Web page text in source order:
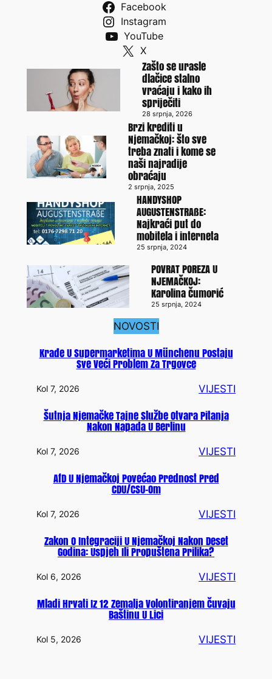
Facebook
Instagram
YouTube
X
Zašto se urasle
dlačice stalno
vraćaju i kako ih
spriječiti
28 srpnja, 2026
Brzi krediti u
Njemačkoj: što sve
treba znati i kome se
naši najradije
obraćaju
2 srpnja, 2025
HANDYSHOP
AUGUSTENSTRAßE:
Najkraći put do
mobitela i interneta
25 srpnja, 2024
POVRAT POREZA U
NJEMAČKOJ:
Karolina Čumorić
25 srpnja, 2024
NOVOSTI
Krađe U Supermarketima U Münchenu Postaju
Sve Veći Problem Za Trgovce
Kol 7, 2026 VIJESTI
Šutnja Njemačke Tajne Službe Otvara Pitanja
Nakon Napada U Berlinu
Kol 7, 2026 VIJESTI
AfD U Njemačkoj Povećao Prednost Pred
CDU/CSU-Om
Kol 7, 2026 VIJESTI
Zakon O Integraciji U Njemačkoj Nakon Deset
Godina: Uspjeh Ili Propuštena Prilika?
Kol 6, 2026 VIJESTI
Mladi Hrvati Iz 12 Zemalja Volontiranjem Čuvaju
Baštinu U Lici
Kol 5, 2026 VIJESTI